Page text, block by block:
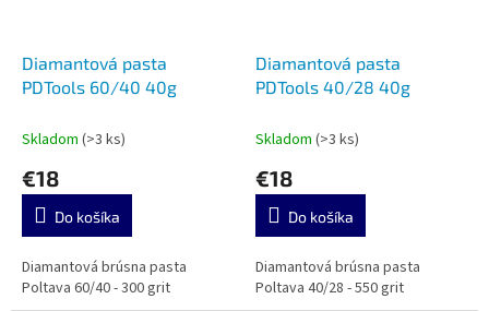
Diamantová pasta
PDTools 60/40 40g
Skladom (>3 ks)
€18
Do košíka
Diamantová brúsna pasta
Poltava 60/40 - 300 grit
Diamantová pasta
PDTools 40/28 40g
Skladom (>3 ks)
€18
Do košíka
Diamantová brúsna pasta
Poltava 40/28 - 550 grit